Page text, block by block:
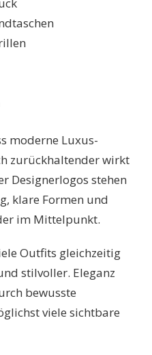
moderne Luxus-
zurückhaltender wirkt
Designerlogos stehen
klare Formen und
im Mittelpunkt.
Outfits gleichzeitig
stilvoller. Eleganz
bewusste
viele sichtbare